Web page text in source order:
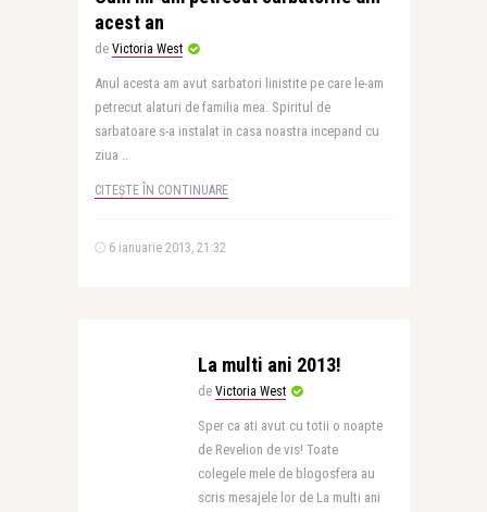
acest an
de Victoria West
Anul acesta am avut sarbatori linistite pe care le-am
petrecut alaturi de familia mea. Spiritul de
sarbatoare s-a instalat in casa noastra incepand cu
ziua ..
CITEȘTE ÎN CONTINUARE
6 ianuarie 2013, 21:32
La multi ani 2013!
de Victoria West
Sper ca ati avut cu totii o noapte
de Revelion de vis! Toate
colegele mele de blogosfera au
scris mesajele lor de La multi ani